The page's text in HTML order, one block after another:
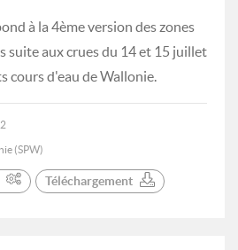
à la 4ème version des zones
suite aux crues du 14 et 15 juillet
cours d'eau de Wallonie.
(SPW)
Téléchargement